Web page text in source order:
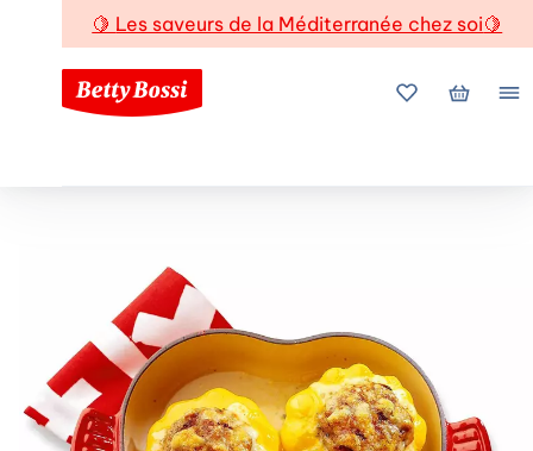
🍋 Les saveurs de la Méditerranée chez soi🍋
Mes favoris
Mon